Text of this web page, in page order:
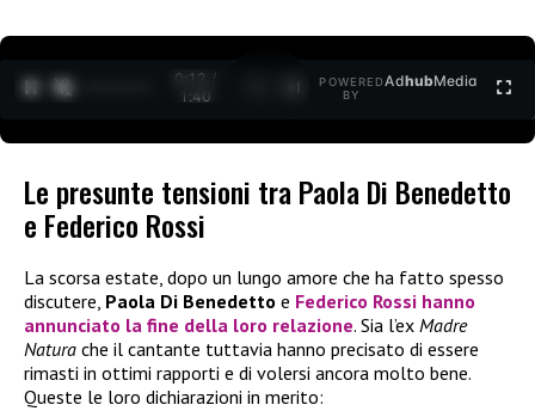
0:12 /
1:40
POWERED
BY
AdhubMedia
Le presunte tensioni tra Paola Di Benedetto
e Federico Rossi
La scorsa estate, dopo un lungo amore che ha fatto spesso
discutere, Paola Di Benedetto e Federico Rossi hanno
annunciato la fine della loro relazione. Sia l’ex Madre
Natura che il cantante tuttavia hanno precisato di essere
rimasti in ottimi rapporti e di volersi ancora molto bene.
Queste le loro dichiarazioni in merito: